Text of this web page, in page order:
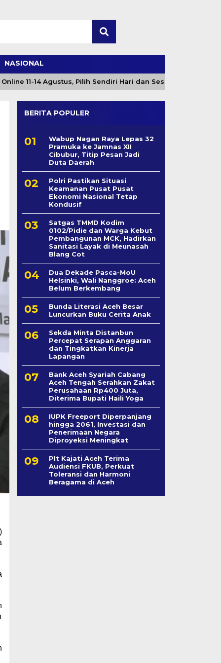
NASIONAL
11-14 Agustus, Pilih Sendiri Hari dan Sesi
BERITA POPULER
Wabup Nagan Raya Lepas 32
Pramuka ke Jamnas XII
Cibubur, Titip Pesan Jadi
Duta Daerah
Polri Pastikan Situasi
Keamanan Pusat Pusat
Ekonomi Nasional Tetap
Kondusif
Satgas TMMD Kodim
0102/Pidie dan Warga Kebut
Pembangunan MCK, Hadirkan
Sanitasi Layak di Meunasah
Blang Cot
Dua Dekade Pasca-MoU
Helsinki, Wali Nanggroe: Aceh
Belum Berkembang
Bunda Literasi Aceh Besar
Luncurkan Buku Cerita Anak
Sekda Minta Distanbun
Percepat Serapan Anggaran
dan Tingkatkan Kinerja
Lapangan
Bank Aceh Syariah Cabang
Aceh Tengah Serahkan Zakat
Perusahaan Rp400 Juta,
Diterima Bupati Haili Yoga
IUPK Freeport Diperpanjang
hingga 2061, Investasi dan
Penerimaan Negara
Diproyeksi Meningkat
Plt Kajati Aceh Terima
Audiensi FKUB, Perkuat
Toleransi dan Harmoni
Beragama di Aceh